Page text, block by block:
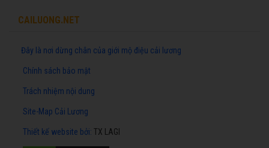
CAILUONG.NET
Đây là nơi dừng chân của giới mộ điệu cải lương
Chính sách bảo mật
Trách nhiệm nội dung
Site-Map Cải Lương
Thiết kế website bởi: TX LAGI